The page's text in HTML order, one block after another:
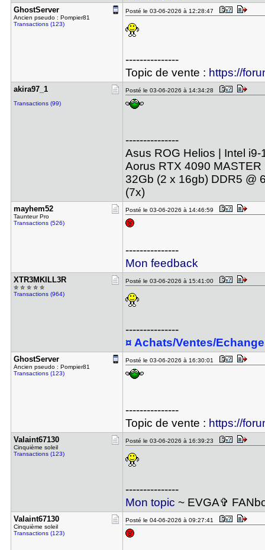
GhostServe​r
Ancien pseudo : Pompier81
Transactions (123)
Posté le 03-06-2026 à 12:28:47
---------------
Topic de vente : https://
akira97_1
Transactions (99)
Posté le 03-06-2026 à 14:34:28
---------------
Asus ROG Helios | Intel
Aorus RTX 4090
32Gb (2 x 16gb) DDR5 @
(7x)
mayhem52
Taunteur Pro
Transactions (526)
Posté le 03-06-2026 à 14:46:59
---------------
Mon feedback
XTR3MKILL3​R
✮ ✮ ✮ ✮ ✮
Transactions (964)
Posté le 03-06-2026 à 15:41:00
---------------
¤ Achats/Ventes/
GhostServe​r
Ancien pseudo : Pompier81
Transactions (123)
Posté le 03-06-2026 à 16:30:01
---------------
Topic de vente : https://
Valaint671​30
Cinquième soleil
Transactions (123)
Posté le 03-06-2026 à 16:39:23
---------------
Mon topic ~ EVGA✞
Valaint671​30
Cinquième soleil
Transactions (123)
Posté le 04-06-2026 à 09:27:41